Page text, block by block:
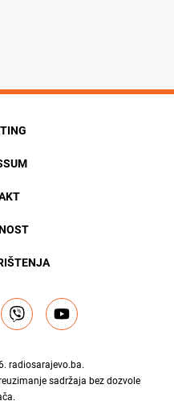
radiosarajevo.ba.
sadržaja bez dozvole